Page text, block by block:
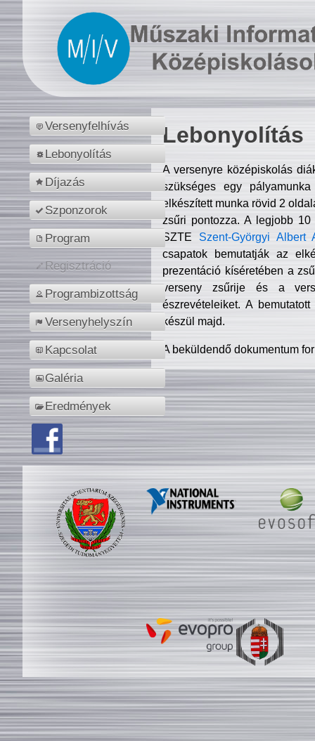
Versenyfelhívás
Lebonyolítás
Díjazás
Szponzorok
Program
Regisztráció
Programbizottság
Versenyhelyszín
Kapcsolat
Galéria
Eredmények
Lebonyolítás
A versenyre középiskolás
szükséges egy
elkészített munka rövid 2
zsűri pontozza. A legjobb
SZTE Szent-Györgyi Albert
csapatok bemutatják az
prezentáció kíséretében a
verseny zsűrije és a
észrevételeiket. A
készül majd.
A beküldendő dokumentum